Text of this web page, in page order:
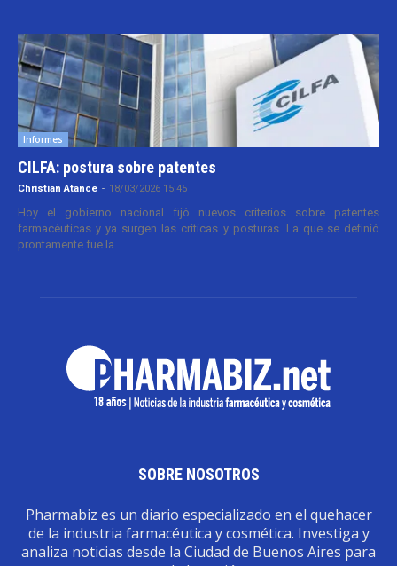
Informes
CILFA: postura sobre patentes
Christian Atance - 18/03/2026 15:45
Hoy el gobierno nacional fijó nuevos criterios sobre patentes
farmacéuticas y ya surgen las críticas y posturas. La que se definió
prontamente fue la...
SOBRE NOSOTROS
Pharmabiz es un diario especializado en el quehacer
de la industria farmacéutica y cosmética. Investiga y
analiza noticias desde la Ciudad de Buenos Aires para